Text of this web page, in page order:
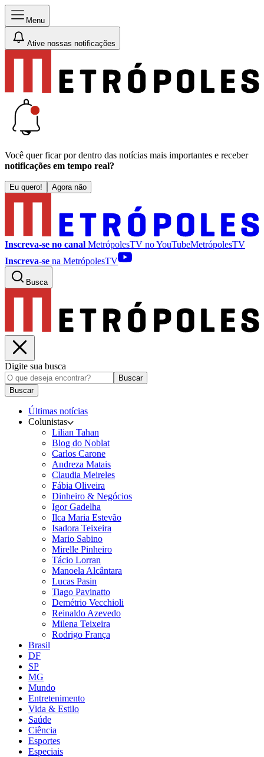
Menu
Ative nossas notificações
Você quer ficar por dentro das notícias mais importantes e receber
notificações em tempo real?
Eu quero! Agora não
Inscreva-se no canal MetrópolesTV noYouTubeMetrópolesTV
Inscreva-se na MetrópolesTV
Busca
Digite sua busca
Buscar
Buscar
Últimas notícias
Colunistas
Lilian Tahan
Blog do Noblat
Carlos Carone
Andreza Matais
Claudia Meireles
Fábia Oliveira
Dinheiro & Negócios
Igor Gadelha
Ilca Maria Estevão
Isadora Teixeira
Mario Sabino
Mirelle Pinheiro
Tácio Lorran
Manoela Alcântara
Lucas Pasin
Tiago Pavinatto
Demétrio Vecchioli
Reinaldo Azevedo
Milena Teixeira
Rodrigo França
Brasil
DF
SP
MG
Mundo
Entretenimento
Vida & Estilo
Saúde
Ciência
Esportes
Especiais